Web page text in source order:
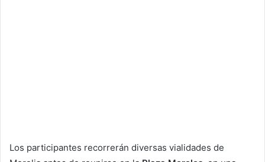
Los participantes recorrerán diversas vialidades de